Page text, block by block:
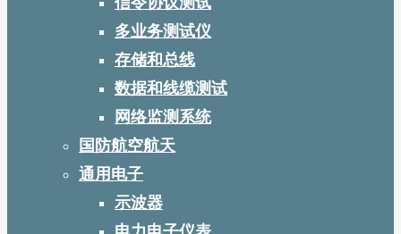
多业务测试仪
存储和总线
数据和线缆测试
网络监测系统
国防航空航天
通用电子
示波器